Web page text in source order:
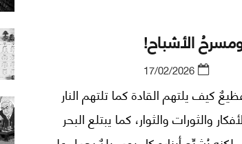
الأشباح!
17/02/2026
كيف يلتهم القادة كما تلتهم النار
والثورات والثوار، كما يبتلع البحر